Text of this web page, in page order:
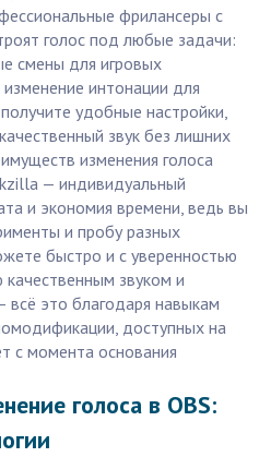
фрилансеры с
голос под любые задачи:
смены для игровых
изменение интонации для
удобные настройки,
звук без лишних
изменения голоса
— индивидуальный
и экономия времени, ведь вы
и пробу разных
быстро и с уверенностью
звуком и
это благодаря навыкам
доступных на
с момента основания
голоса в OBS: